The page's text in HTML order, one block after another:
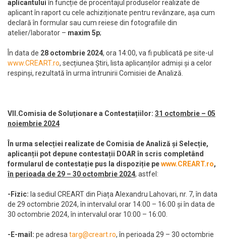
aplicantuluiîn funcție de procentajul produselor realizate de
aplicant în raport cu cele achiziționate pentru revânzare, așa cum
declară în formular sau cum reiese din fotografiile din
atelier/laborator – maxim 5p;
În data de 28 octombrie 2024, ora 14:00, va fi publicată pe site-ul
www.CREART.ro, secțiunea Știri, lista aplicanților admiși și a celor
respinși, rezultată în urma întrunirii Comisiei de Analiză.
VII.Comisia de Soluționare a Contestațiilor: 31 octombrie – 05
noiembrie 2024
În urma selecției realizate de Comisia de Analiză și Selecție,
aplicanții pot depune contestații DOAR în scris completând
formularul de contestație pus la dispoziție pewww.CREART.ro,
în perioada de 29 – 30 octombrie 2024, astfel:
-Fizic: la sediul CREART din Piața Alexandru Lahovari, nr. 7, în data
de 29 octombrie 2024, în intervalul orar 14:00 – 16:00 și în data de
30 octombrie 2024, în intervalul orar 10:00 – 16:00.
-E-mail: pe adresa targ@creart.ro, în perioada 29 – 30 octombrie